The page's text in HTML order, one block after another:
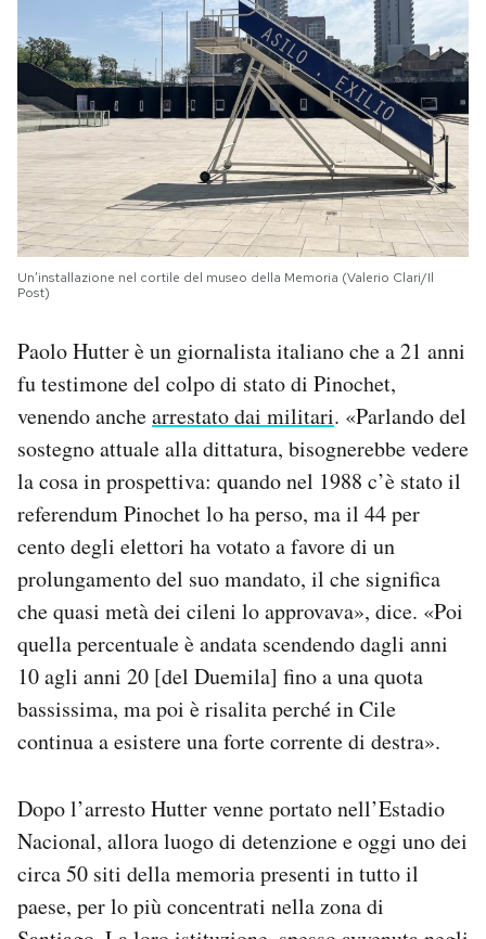
Un’installazione nel cortile del museo della Memoria (Valerio Clari/Il
Post)
Paolo Hutter è un giornalista italiano che a 21 anni
fu testimone del colpo di stato di Pinochet,
venendo anchearrestato dai militari. «Parlando del
sostegno attuale alla dittatura, bisognerebbe vedere
la cosa in prospettiva: quando nel 1988 c’è stato il
referendum Pinochet lo ha perso, ma il 44 per
cento degli elettori ha votato a favore di un
prolungamento del suo mandato, il che significa
che quasi metà dei cileni lo approvava», dice. «Poi
quella percentuale è andata scendendo dagli anni
10 agli anni 20 [del Duemila] fino a una quota
bassissima, ma poi è risalita perché in Cile
continua a esistere una forte corrente di destra».
Dopo l’arresto Hutter venne portato nell’Estadio
Nacional, allora luogo di detenzione e oggi uno dei
circa 50 siti della memoria presenti in tutto il
paese, per lo più concentrati nella zona di